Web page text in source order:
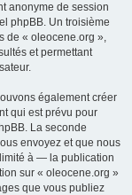
anonyme de session
phpBB. Un troisième
de « oleocene.org »,
et permettant
également créer
qui est prévu pour
La seconde
envoyez et que nous
à — la publication
sur « oleocene.org »
que vous publiez